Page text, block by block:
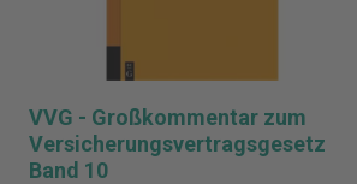
VVG - Großkommentar zum
Versicherungsvertragsgesetz
Band 10